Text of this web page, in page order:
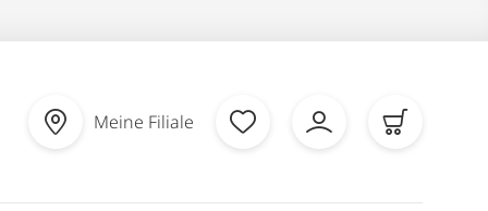
Meine Filiale